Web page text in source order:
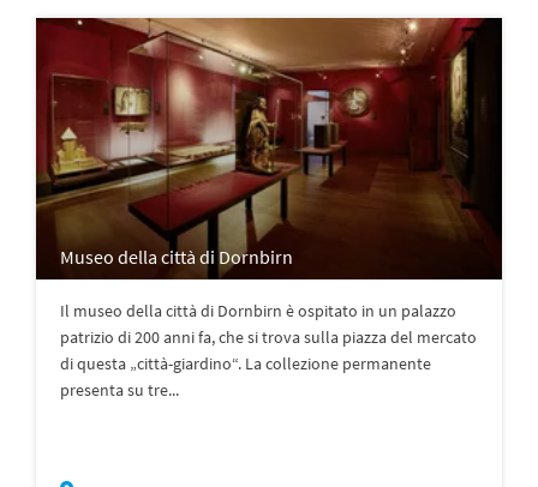
Museo della città di Dornbirn
Il museo della città di Dornbirn è ospitato in un palazzo
patrizio di 200 anni fa, che si trova sulla piazza del mercato
di questa „città-giardino“. La collezione permanente
presenta su tre...